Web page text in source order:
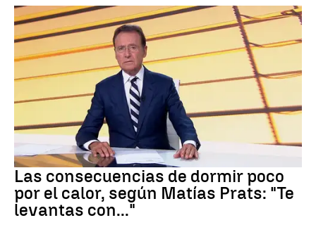
Dormir
Las consecuencias de dormir poco
por el calor, según Matías Prats: "Te
levantas con..."